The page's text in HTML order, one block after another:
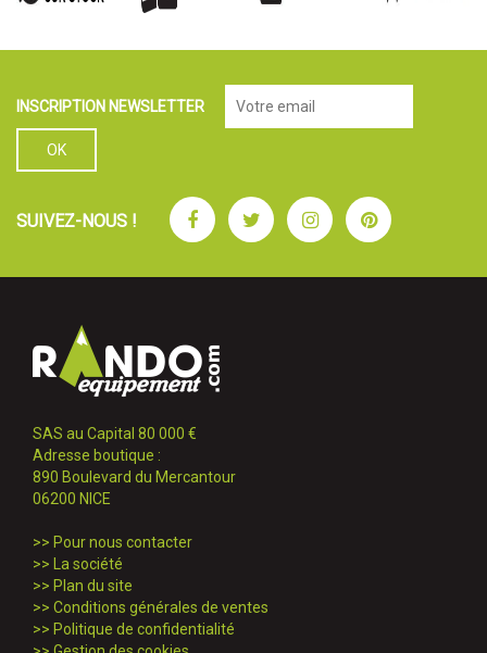
INSCRIPTION NEWSLETTER
SUIVEZ-NOUS ! FacebookTwitterInstagramPinterest
SAS au Capital 80 000 €
Adresse boutique :
890 Boulevard du Mercantour
06200 NICE
>> Pour nous contacter
>> La société
>> Plan du site
>> Conditions générales de ventes
>> Politique de confidentialité